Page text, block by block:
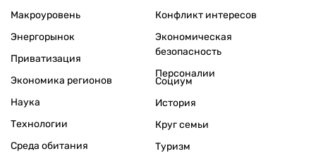
Макроуровень
Энергорынок
Приватизация
Экономика регионов
Конфликт интересов
Экономическая
безопасность
Персоналии
Наука
Технологии
Среда обитания
Социум
История
Круг семьи
Туризм